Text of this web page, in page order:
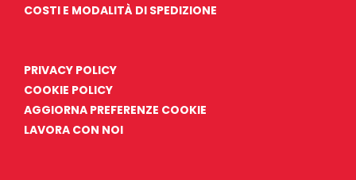
COSTI E MODALITÀ DI SPEDIZIONE
PRIVACY POLICY
COOKIE POLICY
AGGIORNA PREFERENZE COOKIE
LAVORA CON NOI